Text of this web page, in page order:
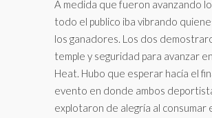
A medida que fueron avanzando
todo el publico iba vibrando
los ganadores. Los dos
temple y seguridad para avanzar
Heat. Hubo que esperar hacía el
evento en donde ambos
explotaron de alegría al consumar